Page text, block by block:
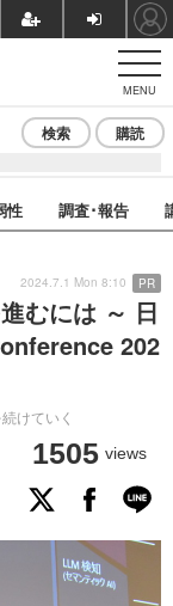
MENU
検索 購読
性 調査･報告
むには ～ 日
202
けていく
1505 views
2024.7.1 Mon 8:10 PR